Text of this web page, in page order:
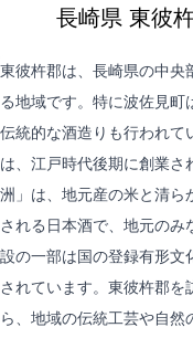
長崎県 東彼
東彼杵郡は、長崎県の中央
る地域です。特に波佐見町
伝統的な酒造りも行われて
は、江戸時代後期に創業
洲」は、地元産の米と清ら
される日本酒で、地元の
設の一部は国の登録有形文
されています。東彼杵郡
ら、地域の伝統工芸や自